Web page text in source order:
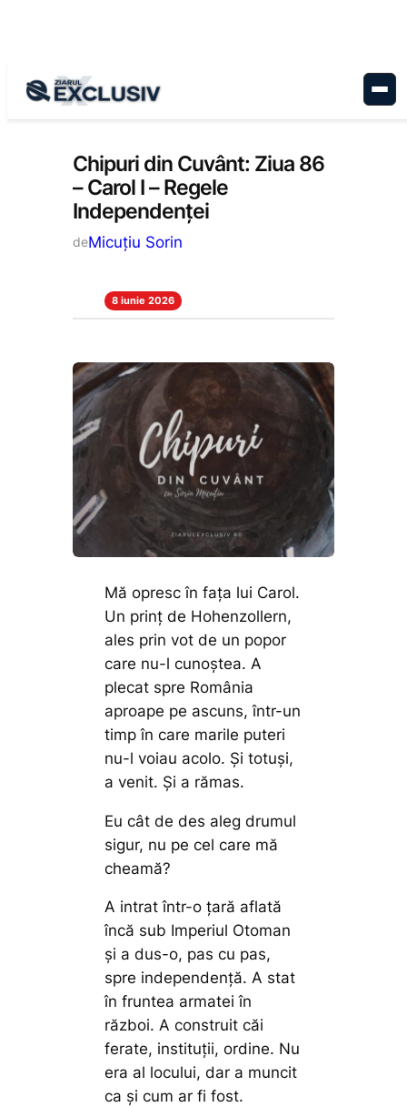
Cultură, Stiri la zi
Chipuri din Cuvânt: Ziua 86
– Carol I – Regele
Independenței
deMicuțiu Sorin
8 iunie 2026
Mă opresc în fața lui Carol.
Un prinț de Hohenzollern,
ales prin vot de un popor
care nu-l cunoștea. A
plecat spre România
aproape pe ascuns, într-un
timp în care marile puteri
nu-l voiau acolo. Și totuși,
a venit. Și a rămas.
Eu cât de des aleg drumul
sigur, nu pe cel care mă
cheamă?
A intrat într-o țară aflată
încă sub Imperiul Otoman
și a dus-o, pas cu pas,
spre independență. A stat
în fruntea armatei în
război. A construit căi
ferate, instituții, ordine. Nu
era al locului, dar a muncit
ca și cum ar fi fost.